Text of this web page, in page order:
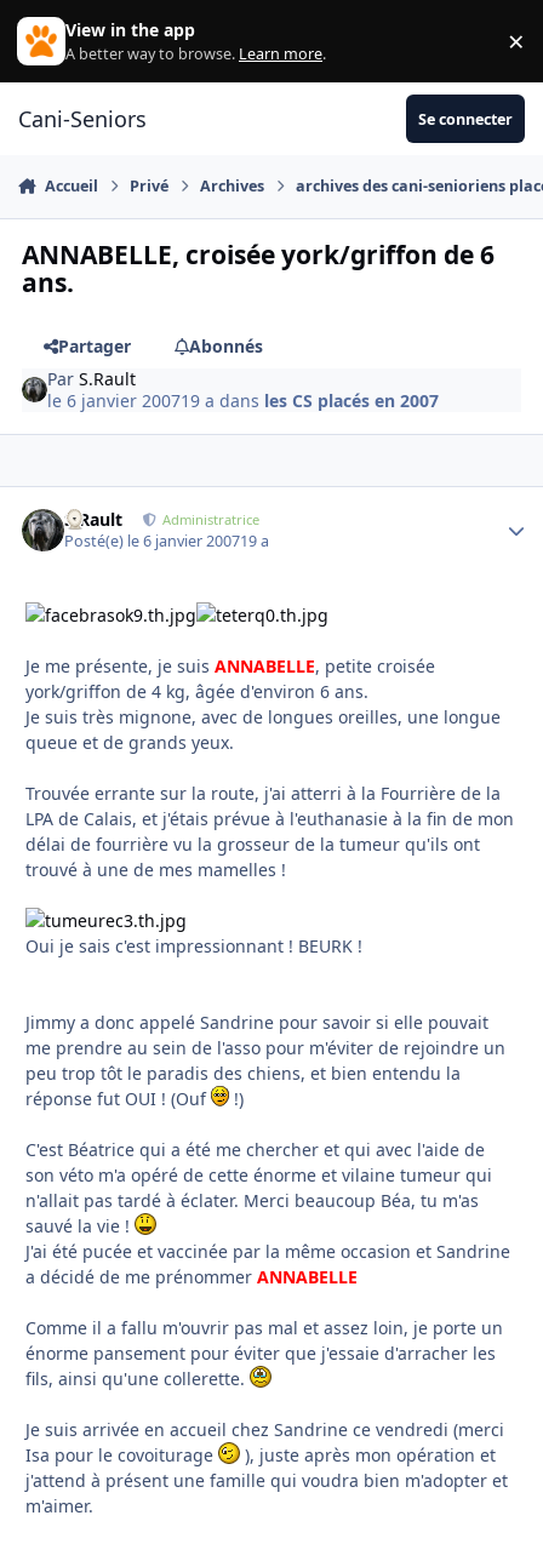
Aller au contenu
View in the app
A better way to browse. Learn more. ×
Cani-Seniors Se connecter
Accueil Privé Archives archives des cani-senioriens
ANNABELLE, croisée york/griffon de 6
ans.
Partager
Abonnés
ParS.Rault
le 6 janvier 200719 a dans les CS placés en 2007
S.Rault Administratrice
Posté(e) le 6 janvier 200719 a
Je me présente, je suis ANNABELLE, petite croisée
york/griffon de 4 kg, âgée d'environ 6 ans.
Je suis très mignone, avec de longues oreilles, une longue
queue et de grands yeux.
Trouvée errante sur la route, j'ai atterri à la Fourrière de la
LPA de Calais, et j'étais prévue à l'euthanasie à la fin de mon
délai de fourrière vu la grosseur de la tumeur qu'ils ont
trouvé à une de mes mamelles !
Oui je sais c'est impressionnant ! BEURK !
Jimmy a donc appelé Sandrine pour savoir si elle pouvait
me prendre au sein de l'asso pour m'éviter de rejoindre un
peu trop tôt le paradis des chiens, et bien entendu la
réponse fut OUI ! (Ouf
!)
C'est Béatrice qui a été me chercher et qui avec l'aide de
son véto m'a opéré de cette énorme et vilaine tumeur qui
n'allait pas tardé à éclater. Merci beaucoup Béa, tu m'as
sauvé la vie !
J'ai été pucée et vaccinée par la même occasion et Sandrine
a décidé de me prénommer ANNABELLE
Comme il a fallu m'ouvrir pas mal et assez loin, je porte un
énorme pansement pour éviter que j'essaie d'arracher les
fils, ainsi qu'une collerette.
Je suis arrivée en accueil chez Sandrine ce vendredi (merci
Isa pour le covoiturage
), juste après mon opération et
j'attend à présent une famille qui voudra bien m'adopter et
m'aimer.